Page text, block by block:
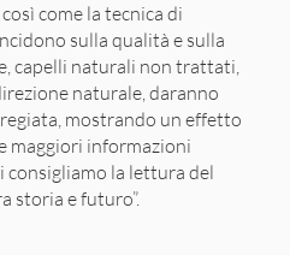
come la tecnica di
sulla qualità e sulla
capelli naturali non trattati,
naturale, daranno
mostrando un effetto
maggiori informazioni
consigliamo la lettura del
storia e futuro”.